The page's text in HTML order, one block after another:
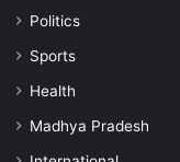
Politics
Sports
Health
Madhya Pradesh